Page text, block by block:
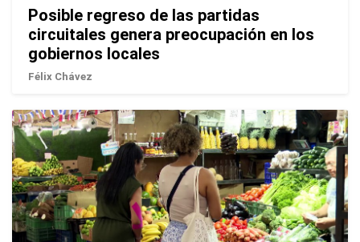
Posible regreso de las partidas
circuitales genera preocupación en los
gobiernos locales
Félix Chávez